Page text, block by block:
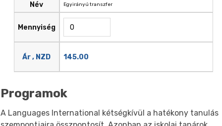
Név
Mennyiség
Ár , NZD
Egyirányú transzfer
145.00
Programok
A Languages International kétségkívül a hatékony tanulás